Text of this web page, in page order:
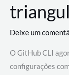
Deixe um
O GitHub CLI
configurações